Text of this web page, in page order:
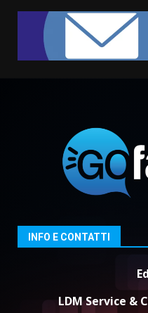
1
La
Savelletri
8
Santis
8
3
giusta”
“I
INFO E CONTATTI
LDM Service &